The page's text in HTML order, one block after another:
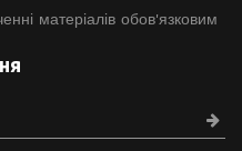
матеріалів обов'язковим